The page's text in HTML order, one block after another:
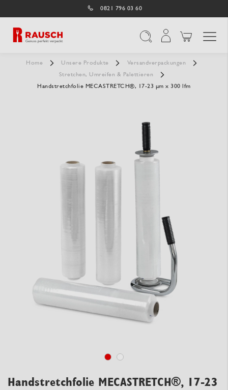
0821 796 03 60
Home Unsere Produkte
Versandverpackungen
Stretchen, Umreifen & Palettieren
Handstretchfolie MECASTRETCH®, 17-23 µm x 300 lfm
Handstretchfolie MECASTRETCH®, 17-23